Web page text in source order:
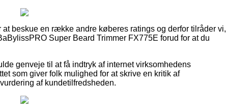
beskue en række andre køberes ratings og derfor tilråder vi,
Super Beard Trimmer FX775E forud for at du
genveje til at få indtryk af internet virksomhedens
som giver folk mulighed for at skrive en kritik af
af kundetilfredsheden.